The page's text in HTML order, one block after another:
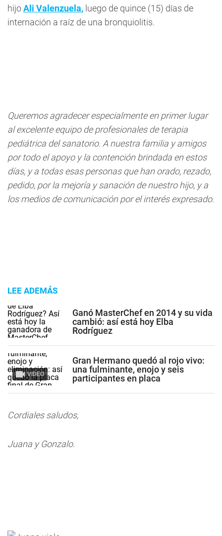
hijoAli Valenzuela, luego de quince (15) días de
internación a raíz de una bronquiolitis.
Queremos agradecer especialmente en primer lugar
al excelente equipo de profesionales de terapia
pediátrica del sanatorio. A nuestra familia y amigos
por todo el apoyo y la contención brindada en estos
días, y a todas esas personas que han orado, rezado,
pedido, por la mejoría y sanación de nuestro hijo, y a
los medios de comunicación por el interés expresado.
LEE ADEMÁS
Ganó MasterChef en 2014 y su vida
cambió: así está hoy Elba
Rodríguez
VIDEO
Gran Hermano quedó al rojo vivo:
una fulminante, enojo y seis
participantes en placa
Cordiales saludos,
Juana y Gonzalo.